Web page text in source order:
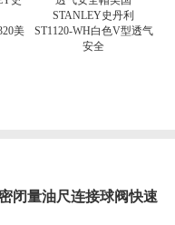
美
ST1120-WH白色V型透气
安全
闭量油尺连接球阀快速